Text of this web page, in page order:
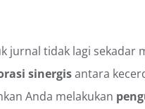
tidak lagi sekadar
sinergisantara
Anda melakukan